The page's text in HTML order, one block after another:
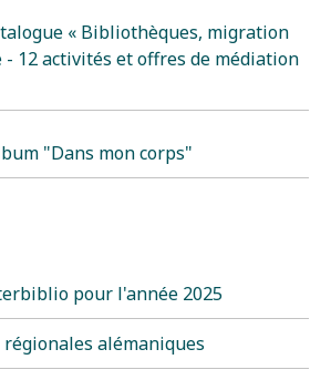
« Bibliothèques, migration
12 activités et offres de médiation
"Dans mon corps"
pour l'année 2025
régionales alémaniques